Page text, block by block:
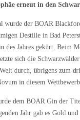
erneut in den
wurde der BOAR
Destille in Bad
des Jahres gekürt. Beim
sich die
durch, übrigens zum
in diesem Wettbewerb.
dem BOAR Gin der
Jahr gab es Gold und